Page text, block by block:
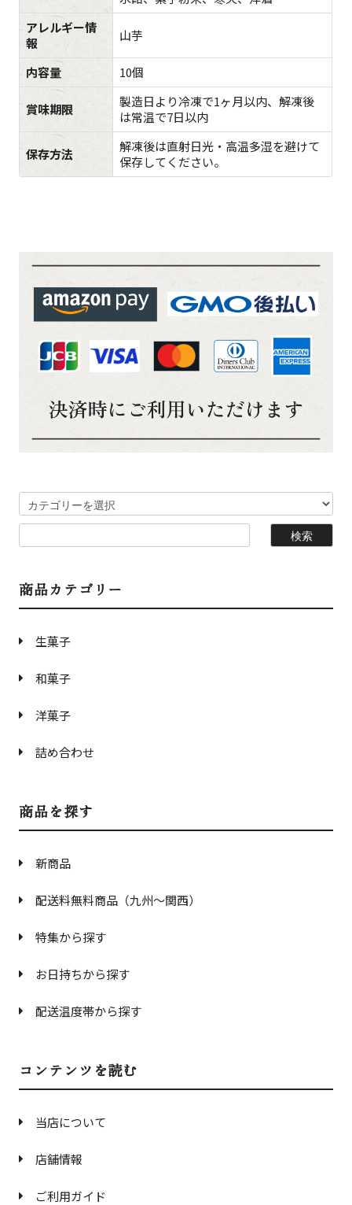
アレルギー情
報
山芋
内容量 10個
賞味期限
製造日より冷凍で1ヶ月以内、解凍後
は常温で7日以内
保存方法
解凍後は直射日光・高温多湿を避けて
保存してください。
商品カテゴリー
生菓子
和菓子
洋菓子
詰め合わせ
商品を探す
新商品
配送料無料商品（九州〜関西）
特集から探す
お日持ちから探す
配送温度帯から探す
コンテンツを読む
当店について
店舗情報
ご利用ガイド